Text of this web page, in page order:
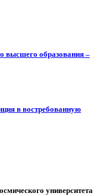
высшего образования –
в востребованную
университета